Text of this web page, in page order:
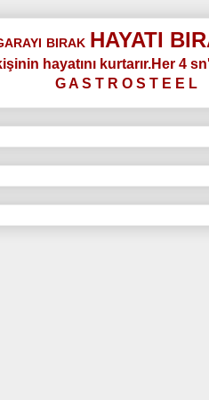
BIRAK HAYATI
hayatını kurtarır.Her 4
G A S T R O S T E E L